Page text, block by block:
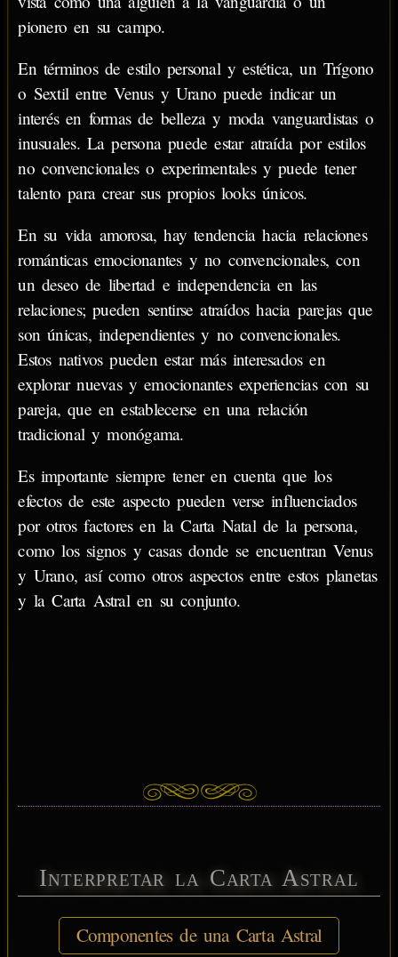
pionero en su campo.
En términos de estilo personal y estética, un Trígono
o Sextil entre Venus y Urano puede indicar un
interés en formas de belleza y moda vanguardistas o
inusuales. La persona puede estar atraída por estilos
no convencionales o experimentales y puede tener
talento para crear sus propios looks únicos.
En su vida amorosa, hay tendencia hacia relaciones
románticas emocionantes y no convencionales, con
un deseo de libertad e independencia en las
relaciones; pueden sentirse atraídos hacia parejas que
son únicas, independientes y no convencionales.
Estos nativos pueden estar más interesados en
explorar nuevas y emocionantes experiencias con su
pareja, que en establecerse en una relación
tradicional y monógama.
Es importante siempre tener en cuenta que los
efectos de este aspecto pueden verse influenciados
por otros factores en la Carta Natal de la persona,
como los signos y casas donde se encuentran Venus
y Urano, así como otros aspectos entre estos planetas
y la Carta Astral en su conjunto.
Interpretar la Carta Astral
Componentes de una Carta Astral